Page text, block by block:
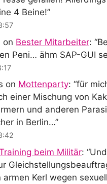
4 Beine!”
on Bester Mitarbeiter: “
Peni… ähm SAP-GUI
on Mottenparty: “für
einer Mischung von
und anderen
in Berlin…”
beim Militär: “
armen Kerl wegen